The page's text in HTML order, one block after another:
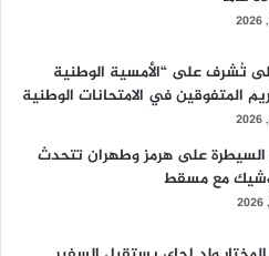
تُشرف على “الأمسية الوطنية
المتفوقين في الامتحانات الوطنية
على هرمز وطهران تتحدث
مع مسقط